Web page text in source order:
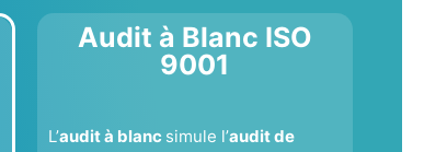
Audit à Blanc ISO
9001
L’audit à blanc simule l’audit de